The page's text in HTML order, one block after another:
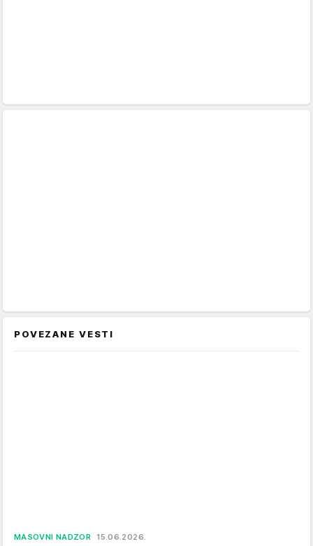
POVEZANE VESTI
MASOVNI NADZOR 15.06.2026.